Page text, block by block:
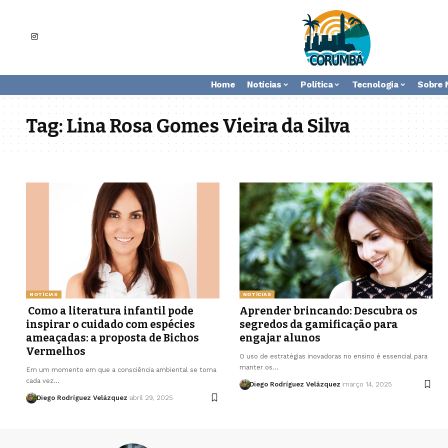
Home Notícias Política Tecnologia Sobre
Tag:Lina Rosa Gomes Vieira da Silva
NOTÍCIAS
Como a literatura infantil pode
inspirar o cuidado com espécies
ameaçadas: a proposta de Bichos
Vermelhos
Em um momento em que a consciência ambiental se torna
cada vez…
Diego Rodríguez Velázquez abril 29, 2025
NOTÍCIAS
Aprender brincando: Descubra os
segredos da gamificação para
engajar alunos
O uso de estratégias inovadoras no ensino é essencial para
manter os…
Diego Rodríguez Velázquez março 14, 2025